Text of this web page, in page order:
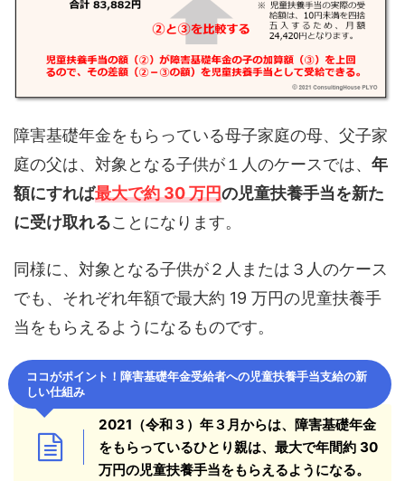
障害基礎年金をもらっている母子家庭の母、父子家
庭の父は、対象となる子供が１人のケースでは、 年
額にすれば最大で約 30 万円の児童扶養手当を新た
に受け取れることになります。
同様に、対象となる子供が２人または３人のケース
でも、それぞれ年額で最大約 19 万円の児童扶養手
当をもらえるようになるものです。
ココがポイント！ 障害基礎年金受給者への児童扶養手当支給の新
しい仕組み
2021（令和３）年３月からは、障害基礎年金
をもらっているひとり親は、最大で年間約 30
万円の児童扶養手当をもらえるようになる。